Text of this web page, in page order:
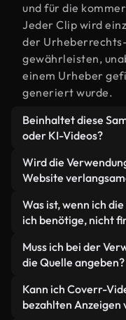
und für die
Jeder Clip wird
der
gewährleisten,
einem Urheber
generiert wurde.
Beinhaltet diese
oder KI-Videos?
Beides. Es handelt
aus realen, von
generierten
beschriftet, sodass
verwenden.
Wird die
Website
Nicht, wenn Sie
wählen. Wir
wurden – so bleibt
gleichzeitig die
Kennzahlen wie
Was ist, wenn ich
ich benötige, nicht
Mit Coverr AI
Handumdrehen ein
Sonnenuntergang"
innerhalb von
Muss ich bei der
die Quelle angeben?
Eine
Videos in unserer
Kann ich Coverr-
bezahlten Anzeigen